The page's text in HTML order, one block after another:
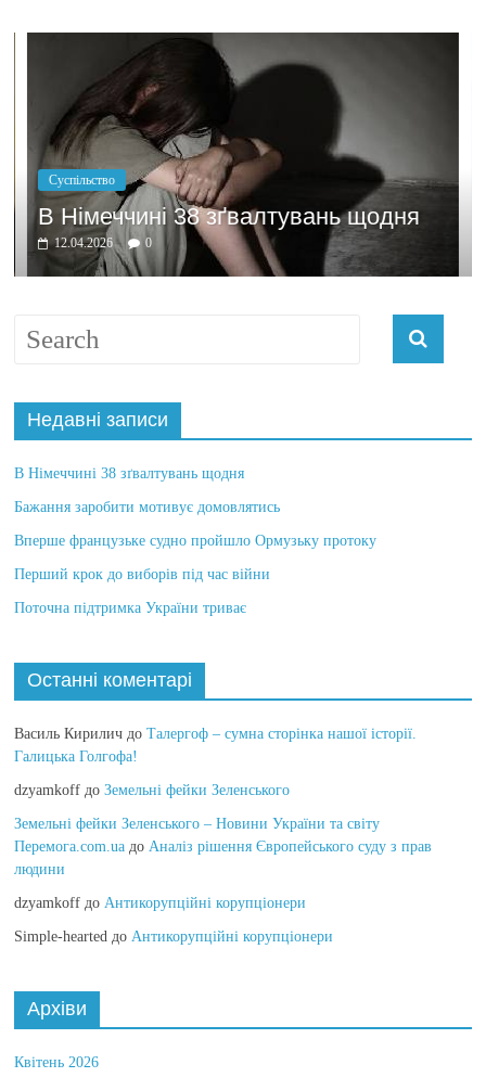
Суспільство
В Німеччині 38 зґвалтувань щодня
12.04.2026 0
Недавні записи
В Німеччині 38 зґвалтувань щодня
Бажання заробити мотивує домовлятись
Вперше французьке судно пройшло Ормузьку протоку
Перший крок до виборів під час війни
Поточна підтримка України триває
Останні коментарі
Василь Кирилич доТалергоф – сумна сторінка нашої історії.
Галицька Голгофа!
dzyamkoff доЗемельні фейки Зеленського
Земельні фейки Зеленського – Новини України та світу
Перемога.com.ua доАналіз рішення Європейського суду з прав
людини
dzyamkoff доАнтикорупційні корупціонери
Simple-hearted доАнтикорупційні корупціонери
Архіви
Квітень 2026